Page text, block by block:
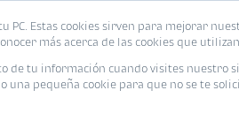
PC. Estas cookies sirven para mejorar
más acerca de las cookies que
de tu información cuando visites nuestro
una pequeña cookie para que no se te